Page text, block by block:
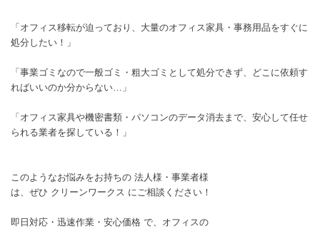
「オフィス移転が迫っており、大量のオフィス家具・事務用品をすぐに
処分したい！」
「事業ゴミなので一般ゴミ・粗大ゴミとして処分できず、どこに依頼す
ればいいのか分からない…」
「オフィス家具や機密書類・パソコンのデータ消去まで、安心して任せ
られる業者を探している！」
このようなお悩みをお持ちの 法人様・事業者様
は、ぜひ クリーンワークス にご相談ください！
即日対応・迅速作業・安心価格 で、オフィスの